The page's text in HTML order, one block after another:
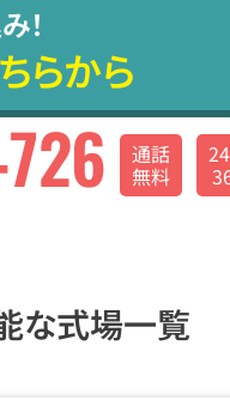
！
らから
通話
無料
な式場一覧